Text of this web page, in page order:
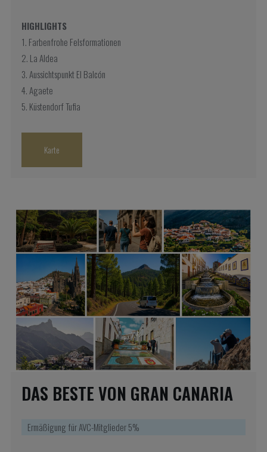
HIGHLIGHTS
1. Farbenfrohe Felsformationen
2. La Aldea
3. Aussichtspunkt El Balcón
4. Agaete
5. Küstendorf Tufia
Karte
DAS BESTE VON GRAN CANARIA
Ermäßigung für AVC-Mitglieder 5%